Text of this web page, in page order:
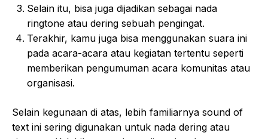
Selain itu, bisa juga dijadikan sebagai nada
ringtone atau dering sebuah pengingat.
Terakhir, kamu juga bisa menggunakan suara ini
pada acara-acara atau kegiatan tertentu seperti
memberikan pengumuman acara komunitas atau
organisasi.
Selain kegunaan di atas, lebih familiarnya sound of
text ini sering digunakan untuk nada dering atau